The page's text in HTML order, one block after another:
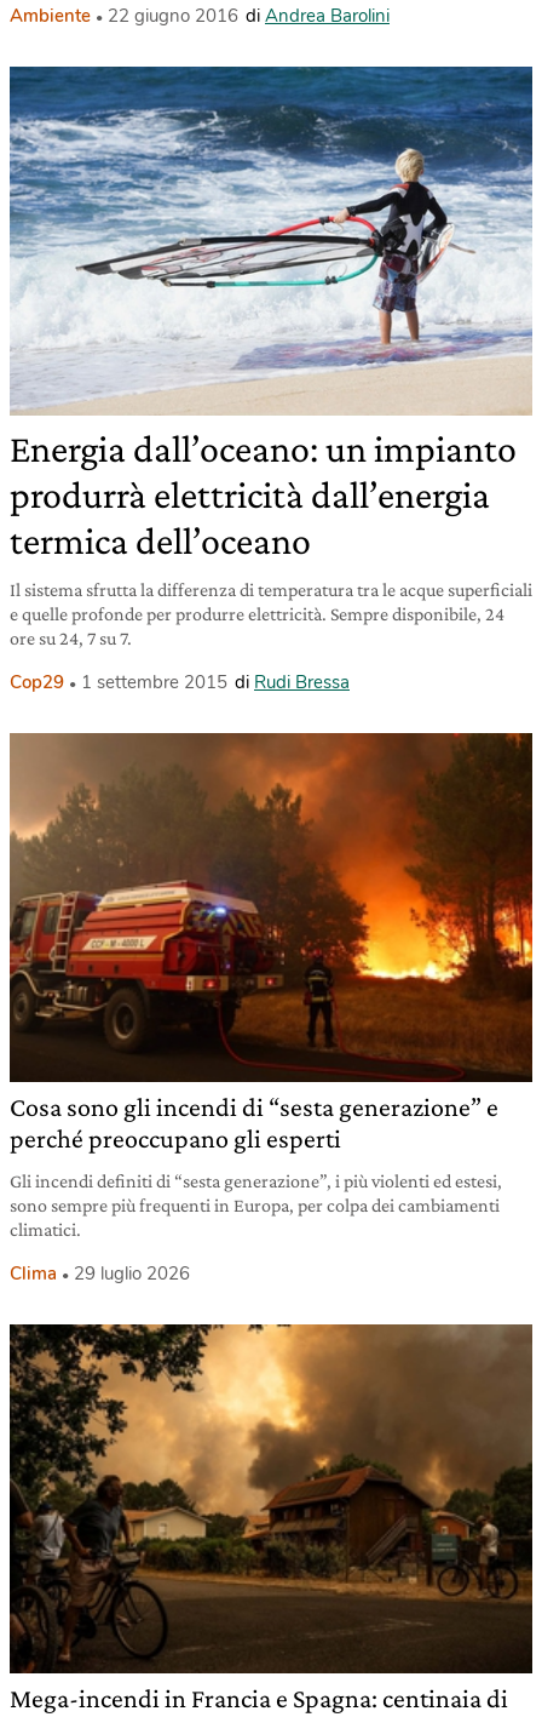
Ambiente 22 giugno 2016 di Andrea Barolini
Energia dall’oceano: un impianto
produrrà elettricità dall’energia
termica dell’oceano
Il sistema sfrutta la differenza di temperatura tra le acque superficiali
e quelle profonde per produrre elettricità. Sempre disponibile, 24
ore su 24, 7 su 7.
Cop29 1 settembre 2015 di Rudi Bressa
Cosa sono gli incendi di “sesta generazione” e
perché preoccupano gli esperti
Gli incendi definiti di “sesta generazione”, i più violenti ed estesi,
sono sempre più frequenti in Europa, per colpa dei cambiamenti
climatici.
Clima 29 luglio 2026
Mega-incendi in Francia e Spagna: centinaia di